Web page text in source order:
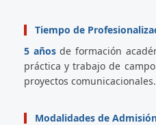
Tiempo de
5 añosde formación
práctica y trabajo de
proyectos comunicacionales.
Modalidades de